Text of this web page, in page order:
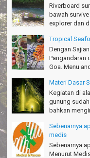
エキサイティングなツアー
Nakata-Osaka Japan
Amazing palace
Hiromi - Fukusima Japan
Riverboard
bawah
explorer dan
Tropical
Dengan
Pangandaran
Goa. Menu
Materi Dasar
Kegiatan di
gunung
bahkan
Sebenarnya
medis
Sebenarnya
Menurut